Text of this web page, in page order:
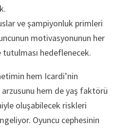
ve şampiyonluk primleri
motivasyonunun her
hedeflenecek.
hem Icardi’nin
hem de yaş faktörü
oluşabilecek riskleri
Oyuncu cephesinin